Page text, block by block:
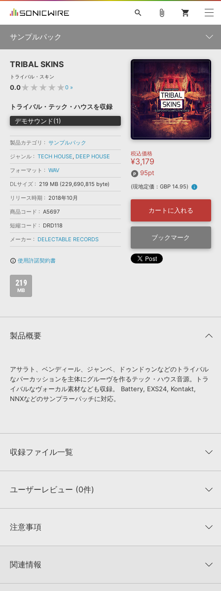
ソフト音源 »
プラグイン・エフェクト »
サンプルパック »
ソフトウェア／ツール »
DAW »
効果音 »
キャンペーン »
特集 »
ニュースレター »
SONICWIREブログ »
製品サポート情報 »
DTMガイド »
FAQ »
お問い合わせ »
音楽カード
楽曲配信流通 サービス
無償のサウンド管理ソフト
APS
search
初音ミク NT 鏡音リン・レン V4X 巡音ルカ V4X
MEIKO V3
KAITO V3
TOONTRACK
SPITFIRE AUDIO
VIENNA
EZ DRUMMER 3
ライセンスフリーBGM
サンプルパックを試そう
ボーカル抜き出し
DUBSTEP
ELECTRONICA
EDM TRANCE MUTANT
ROUTER.FM
ソフト音源 プラグイン・エフェクト
ソフトウェア／ツール 効果音
attach_file shopping_cart
サンプルパック
製品一覧
ジャンル
メーカー
フォーマット
ランキング
TRIBAL SKINS
トライバル・スキン
0.0★★★★★0 »
トライバル・テック・ハウスを収録
デモサウンド(1)
製品カテゴリ
サンプルパック
ジャンル
TECH HOUSE, DEEP HOUSE
フォーマット
WAV
DLサイズ
219 MB (229,690,815 byte)
リリース時期
2018年10月
商品コード
A5697
短縮コード
DRD118
メーカー
DELECTABLE RECORDS
info_outline 使用許諾契約書
219
MB
税込価格
¥3,179
95pt
(現地定価：GBP 14.95) info
カートに入れる
ブックマーク
製品概要
アサラト、ベンディール、ジャンベ、ドゥンドゥンなどのトライバル
なパーカッションを主体にグルーヴを作るテック・ハウス音源。トラ
イバルなヴォーカル素材なども収録。 Battery, EXS24, Kontakt,
NNXなどのサンプラーパッチに対応。
収録ファイル一覧
収録ファイル一覧
ユーザーレビュー (0件)
★★★★★
★5
★4
注意事項
KONTAKTフォーマットは、
でお使いいただけます。無償版のKONTAKT PLAYERではお使いい
関連情報